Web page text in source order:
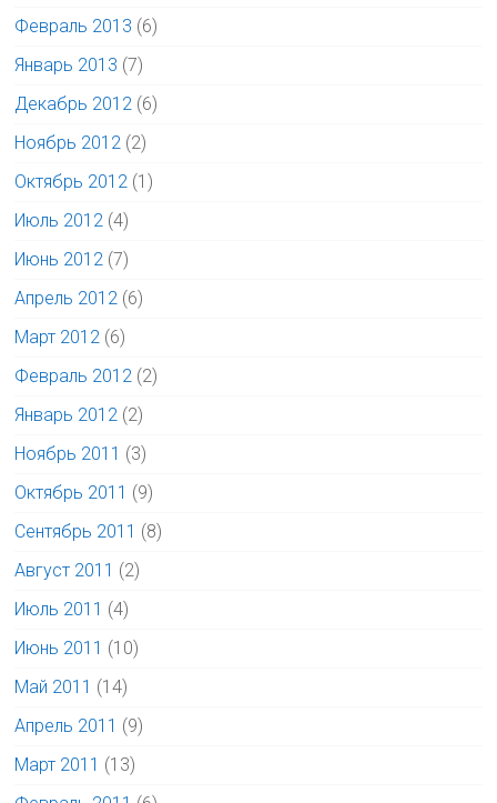
Февраль 2013 (6)
Январь 2013 (7)
Декабрь 2012 (6)
Ноябрь 2012 (2)
Октябрь 2012 (1)
Июль 2012 (4)
Июнь 2012 (7)
Апрель 2012 (6)
Март 2012 (6)
Февраль 2012 (2)
Январь 2012 (2)
Ноябрь 2011 (3)
Октябрь 2011 (9)
Сентябрь 2011 (8)
Август 2011 (2)
Июль 2011 (4)
Июнь 2011 (10)
Май 2011 (14)
Апрель 2011 (9)
Март 2011 (13)